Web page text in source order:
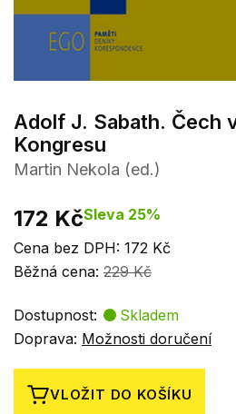
Adolf J. Sabath. Čech
Kongresu
Martin Nekola (ed.)
172 KčSleva 25%
Cena bez DPH: 172 Kč
Běžná cena: 229 Kč
Dostupnost:
Skladem
Doprava: Možnosti doručení
VLOŽIT DO KOŠÍKU